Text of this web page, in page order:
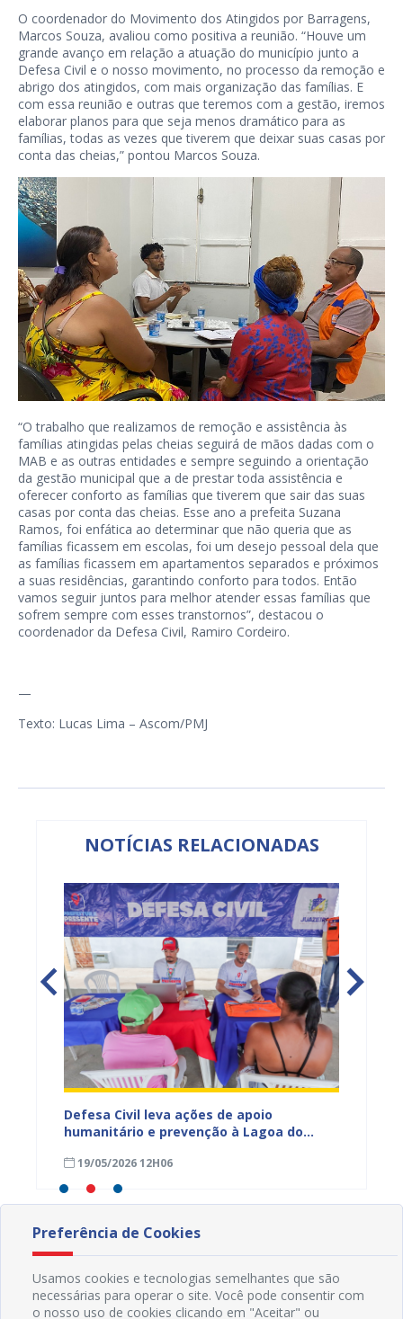
O coordenador do Movimento dos Atingidos por Barragens,
Marcos Souza, avaliou como positiva a reunião. “Houve um
grande avanço em relação a atuação do município junto a
Defesa Civil e o nosso movimento, no processo da remoção e
abrigo dos atingidos, com mais organização das famílias. E
com essa reunião e outras que teremos com a gestão, iremos
elaborar planos para que seja menos dramático para as
famílias, todas as vezes que tiverem que deixar suas casas por
conta das cheias,” pontou Marcos Souza.
“O trabalho que realizamos de remoção e assistência às
famílias atingidas pelas cheias seguirá de mãos dadas com o
MAB e as outras entidades e sempre seguindo a orientação
da gestão municipal que a de prestar toda assistência e
oferecer conforto as famílias que tiverem que sair das suas
casas por conta das cheias. Esse ano a prefeita Suzana
Ramos, foi enfática ao determinar que não queria que as
famílias ficassem em escolas, foi um desejo pessoal dela que
as famílias ficassem em apartamentos separados e próximos
a suas residências, garantindo conforto para todos. Então
vamos seguir juntos para melhor atender essas famílias que
sofrem sempre com esses transtornos”, destacou o
coordenador da Defesa Civil, Ramiro Cordeiro.
—
Texto: Lucas Lima – Ascom/PMJ
NOTÍCIAS RELACIONADAS
Defesa Civil leva ações de apoio
humanitário e prevenção à Lagoa do
19/05/2026 12H06
Preferência de Cookies
Usamos cookies e tecnologias semelhantes que são
necessárias para operar o site. Você pode consentir com
o nosso uso de cookies clicando em "Aceitar" ou